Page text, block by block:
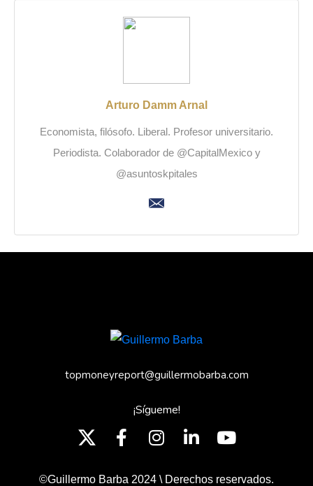
Arturo Damm Arnal
Economista, filósofo. Liberal. Profesor universitario.
Periodista. Colaborador de @CapitalMexico y
@asuntoskpitales
topmoneyreport@guillermobarba.com
¡Sígueme!
©Guillermo Barba 2024 \ Derechos reservados.